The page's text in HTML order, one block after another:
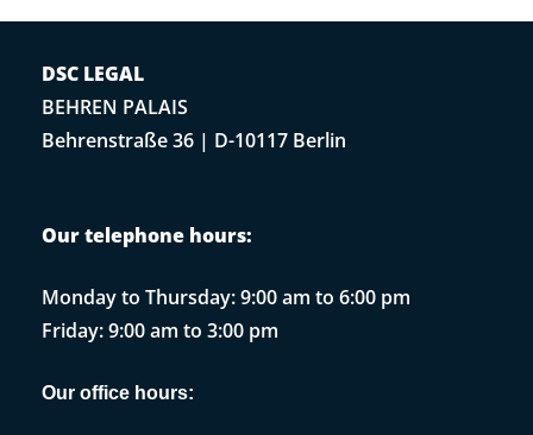
DSC LEGAL
BEHREN PALAIS
Behrenstraße 36 | D-10117 Berlin
Our telephone hours:
Monday to Thursday: 9:00 am to 6:00 pm
Friday: 9:00 am to 3:00 pm
Our office hours: